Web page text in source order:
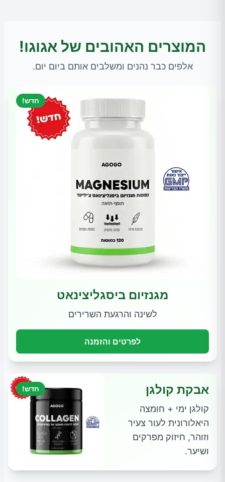
המוצרים האהובים של אגוגו!
אלפים כבר נהנים ומשלבים אותם ביום יום.
חדש!
מגנזיום ביסגליצינאט
לשינה והרגעת השרירים
לפרטים והזמנה
חדש! אבקת קולגן
קולגן ימי + חומצה
היאלורונית לעור צעיר
וזוהר, חיזוק מפרקים
ושיער.